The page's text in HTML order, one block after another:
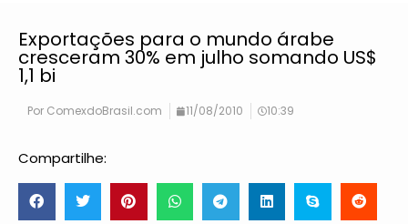
Exportações para o mundo árabe
cresceram 30% em julho somando US$
1,1 bi
Por ComexdoBrasil.com 11/08/2010 10:39
Compartilhe: